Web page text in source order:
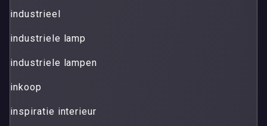
industrieel
industriele lamp
industriele lampen
inkoop
inspiratie interieur